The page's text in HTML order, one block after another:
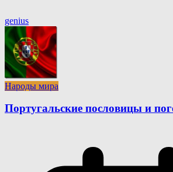
genius
Народы мира
Португальские пословицы и